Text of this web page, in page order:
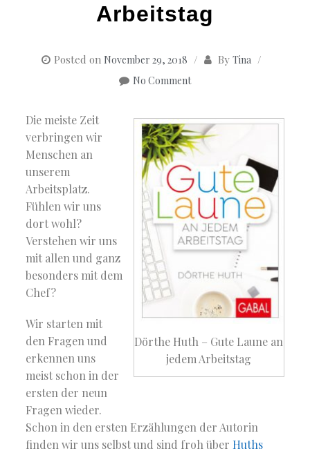
Arbeitstag
Posted on November 29, 2018 By Tina
No Comment
Dörthe Huth – Gute Laune an
jedem Arbeitstag
Die meiste Zeit
verbringen wir
Menschen an
unserem
Arbeitsplatz.
Fühlen wir uns
dort wohl?
Verstehen wir uns
mit allen und ganz
besonders mit dem
Chef?
Wir starten mit
den Fragen und
erkennen uns
meist schon in der
ersten der neun
Fragen wieder.
Schon in den ersten Erzählungen der Autorin
finden wir uns selbst und sind froh über Huths